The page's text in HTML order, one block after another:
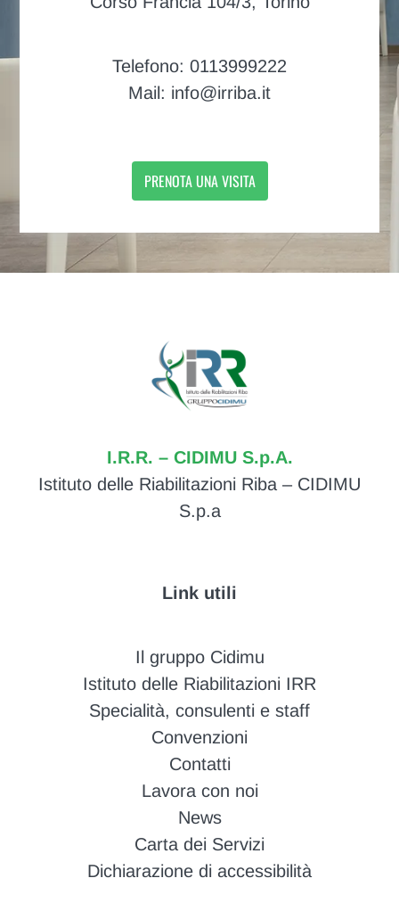
Telefono: 0113999222
Mail: info@irriba.it
PRENOTA UNA VISITA
I.R.R. – CIDIMU S.p.A.
Istituto delle Riabilitazioni Riba – CIDIMU
S.p.a
Link utili
Il gruppo Cidimu
Istituto delle Riabilitazioni IRR
Specialità, consulenti e staff
Convenzioni
Contatti
Lavora con noi
News
Carta dei Servizi
Dichiarazione di accessibilità